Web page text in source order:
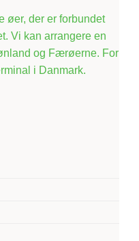
øer, der er forbundet
Vi kan arrangere en
og Færøerne. For
i Danmark.